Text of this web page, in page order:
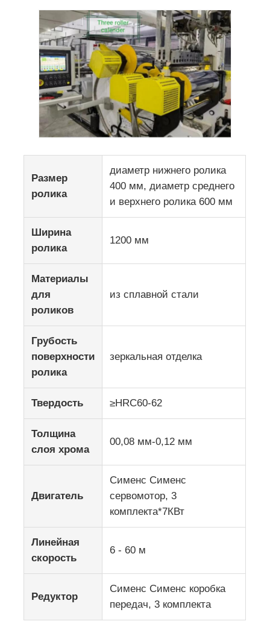
Размер
ролика
диаметр нижнего ролика
400 мм, диаметр среднего
и верхнего ролика 600 мм
Ширина
ролика
1200 мм
Материалы
для
роликов
из сплавной стали
Грубость
поверхности
ролика
зеркальная отделка
Твердость ≥HRC60-62
Толщина
слоя хрома
00,08 мм-0,12 мм
Двигатель
Сименс Сименс
сервомотор, 3
комплекта*7КВт
Линейная
скорость
6 - 60 м
Редуктор
Сименс Сименс коробка
передач, 3 комплекта